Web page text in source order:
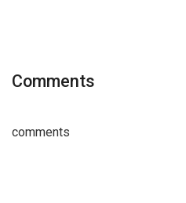
Comments
comments